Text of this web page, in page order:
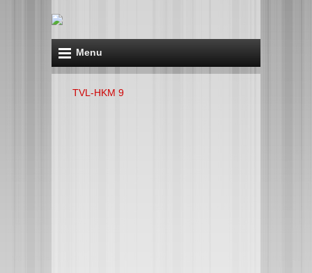
Menu
TVL-HKM 9